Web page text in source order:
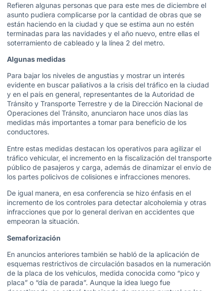
Refieren algunas personas que para este mes de diciembre el
asunto pudiera complicarse por la cantidad de obras que se
están haciendo en la ciudad y que se estima aun no estén
terminadas para las navidades y el año nuevo, entre ellas el
soterramiento de cableado y la línea 2 del metro.
Algunas medidas
Para bajar los niveles de angustias y mostrar un interés
evidente en buscar paliativos a la crisis del tráfico en la ciudad
y en el país en general, representantes de la Autoridad de
Tránsito y Transporte Terrestre y de la Dirección Nacional de
Operaciones del Tránsito, anunciaron hace unos días las
medidas más importantes a tomar para beneficio de los
conductores.
Entre estas medidas destacan los operativos para agilizar el
tráfico vehicular, el incremento en la fiscalización del transporte
público de pasajeros y carga, además de dinamizar el envío de
los partes policivos de colisiones e infracciones menores.
De igual manera, en esa conferencia se hizo énfasis en el
incremento de los controles para detectar alcoholemia y otras
infracciones que por lo general derivan en accidentes que
empeoran la situación.
Semaforización
En anuncios anteriores también se habló de la aplicación de
esquemas restrictivos de circulación basados en la numeración
de la placa de los vehículos, medida conocida como “pico y
placa” o “día de parada”. Aunque la idea luego fue